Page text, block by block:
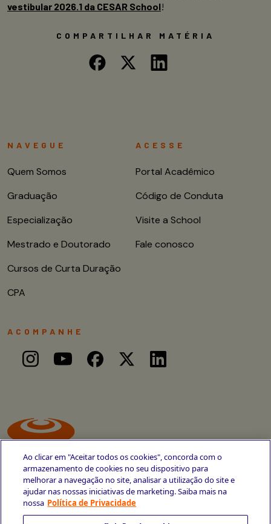
vestibular 2026.1 da CESAR School!
COMPARTILHAR MATÉRIA
Avenida Cais do Apolo, 77
NAVEGUE
Quem Somos
Graduação
Especialização
Mestrado e Doutorado
Cursos de Curta Duração
CPA
ACESSE
Portal Acadêmico
Código de Conduta
Visite a School
Fale conosco
ACOMPANHE
Ao clicar em "Aceitar todos os cookies", concorda com o
armazenamento de cookies no seu dispositivo para
melhorar a navegação no site, analisar a utilização do site e
ajudar nas nossas iniciativas de marketing. Saiba mais na
nossa Política de Privacidade